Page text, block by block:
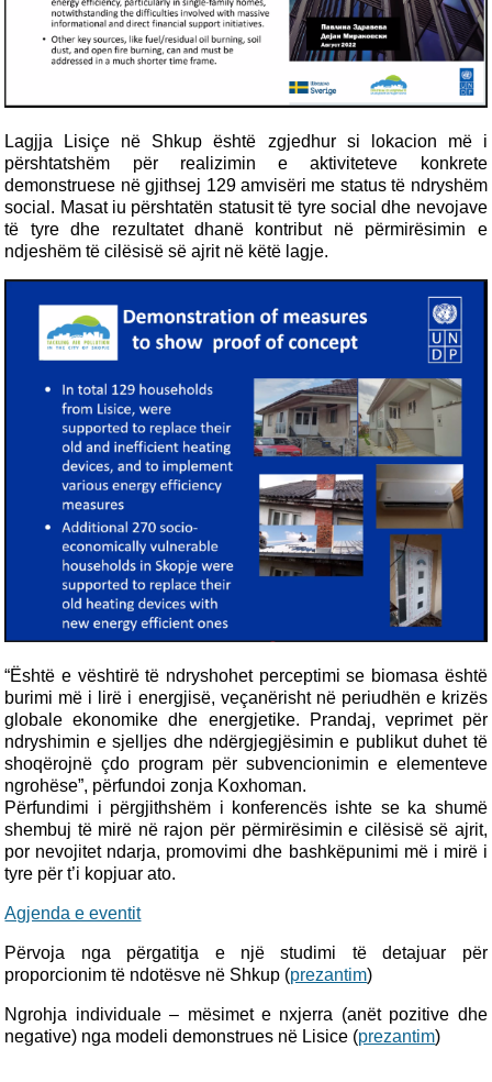
Lagjja Lisiçe në Shkup është zgjedhur si lokacion më i
përshtatshëm për realizimin e aktiviteteve konkrete
demonstruese në gjithsej 129 amvisëri me status të ndryshëm
social. Masat iu përshtatën statusit të tyre social dhe nevojave
të tyre dhe rezultatet dhanë kontribut në përmirësimin e
ndjeshëm të cilësisë së ajrit në këtë lagje.
“Është e vështirë të ndryshohet perceptimi se biomasa është
burimi më i lirë i energjisë, veçanërisht në periudhën e krizës
globale ekonomike dhe energjetike. Prandaj, veprimet për
ndryshimin e sjelljes dhe ndërgjegjësimin e publikut duhet të
shoqërojnë çdo program për subvencionimin e elementeve
ngrohëse”, përfundoi zonja Koxhoman.
Përfundimi i përgjithshëm i konferencës ishte se ka shumë
shembuj të mirë në rajon për përmirësimin e cilësisë së ajrit,
por nevojitet ndarja, promovimi dhe bashkëpunimi më i mirë i
tyre për t’i kopjuar ato.
Agjenda e eventit
Përvoja nga përgatitja e një studimi të detajuar për
proporcionim të ndotësve në Shkup (prezantim)
Ngrohja individuale – mësimet e nxjerra (anët pozitive dhe
negative) nga modeli demonstrues në Lisice (prezantim)